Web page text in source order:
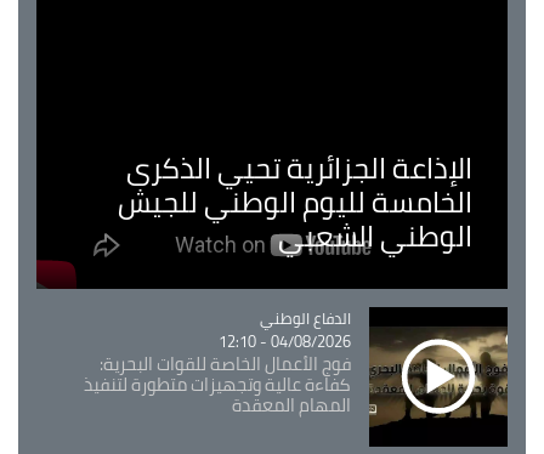
الإذاعة الجزائرية تحيي الذكرى
الخامسة لليوم الوطني للجيش
الوطني الشعبي
Catégorie
الدفاع الوطني
04/08/2026 - 12:10
فوج الأعمال الخاصة للقوات البحرية:
كفاءة عالية وتجهيزات متطورة لتنفيذ
المهام المعقدة